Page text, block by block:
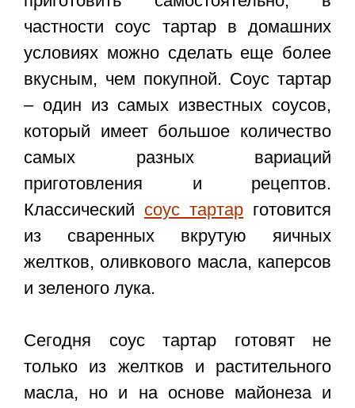
частности соус тартар в домашних
условиях можно сделать еще более
вкусным, чем покупной. Соус тартар
– один из самых известных соусов,
который имеет большое количество
самых разных вариаций
приготовления и рецептов.
Классический соус тартар готовится
из сваренных вкрутую яичных
желтков, оливкового масла, каперсов
и зеленого лука.
Сегодня соус тартар готовят не
только из желтков и растительного
масла, но и на основе майонеза и